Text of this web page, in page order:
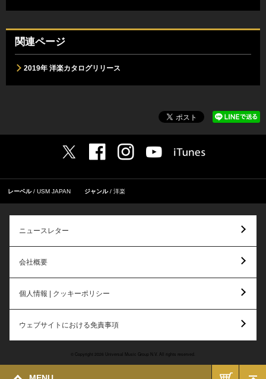
関連ページ
2019年 洋楽カタログリリース
レーベル USM JAPAN ジャンル 洋楽
ニュースレター
会社概要
個人情報 | クッキーポリシー
ウェブサイトにおける免責事項
© Copyright 2026 Universal Music Group N.V. All rights reserved.